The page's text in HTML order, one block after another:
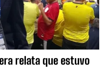
relata que estuvo